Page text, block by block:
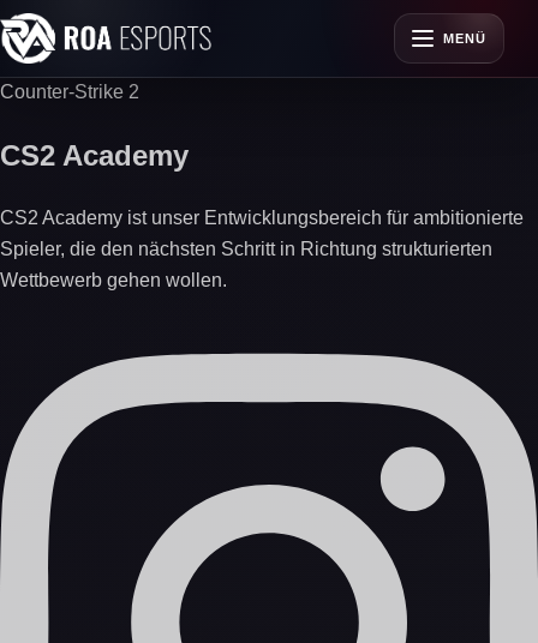
MENÜ
Counter-Strike 2
CS2 Academy
CS2 Academy ist unser Entwicklungsbereich für ambitionierte
Spieler, die den nächsten Schritt in Richtung strukturierten
Wettbewerb gehen wollen.